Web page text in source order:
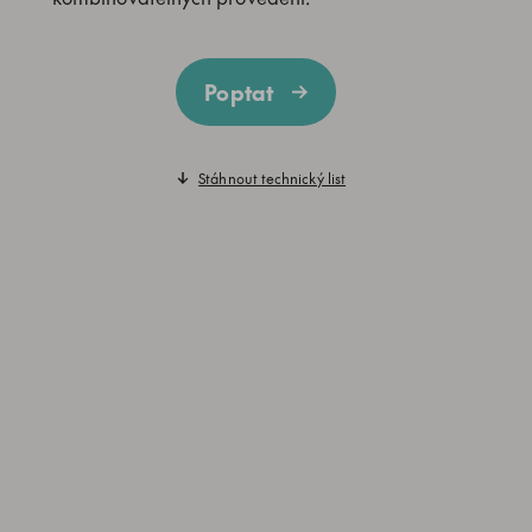
Poptat
Stáhnout technický list